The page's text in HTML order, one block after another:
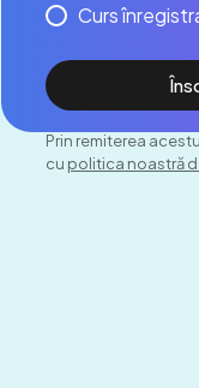
Curs
Prin remiterea
cu politica noastră